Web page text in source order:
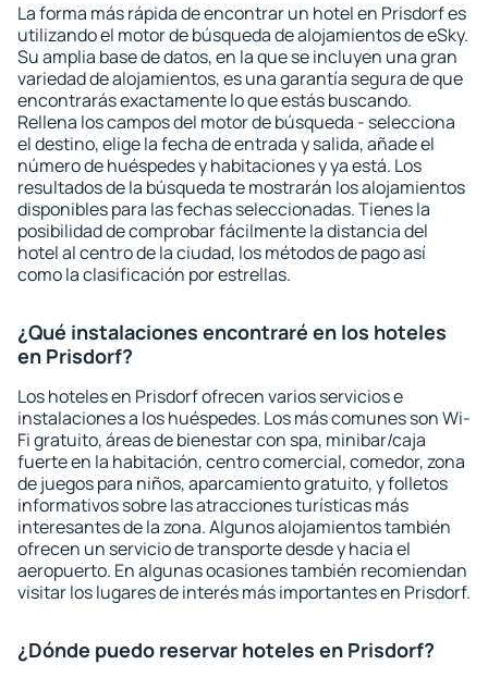
La forma más rápida de encontrar un hotel en Prisdorf es
utilizando el motor de búsqueda de alojamientos de eSky.
Su amplia base de datos, en la que se incluyen una gran
variedad de alojamientos, es una garantía segura de que
encontrarás exactamente lo que estás buscando.
Rellena los campos del motor de búsqueda - selecciona
el destino, elige la fecha de entrada y salida, añade el
número de huéspedes y habitaciones y ya está. Los
resultados de la búsqueda te mostrarán los alojamientos
disponibles para las fechas seleccionadas. Tienes la
posibilidad de comprobar fácilmente la distancia del
hotel al centro de la ciudad, los métodos de pago así
como la clasificación por estrellas.
¿Qué instalaciones encontraré en los hoteles
en Prisdorf?
Los hoteles en Prisdorf ofrecen varios servicios e
instalaciones a los huéspedes. Los más comunes son Wi-
Fi gratuito, áreas de bienestar con spa, minibar/caja
fuerte en la habitación, centro comercial, comedor, zona
de juegos para niños, aparcamiento gratuito, y folletos
informativos sobre las atracciones turísticas más
interesantes de la zona. Algunos alojamientos también
ofrecen un servicio de transporte desde y hacia el
aeropuerto. En algunas ocasiones también recomiendan
visitar los lugares de interés más importantes en Prisdorf.
¿Dónde puedo reservar hoteles en Prisdorf?